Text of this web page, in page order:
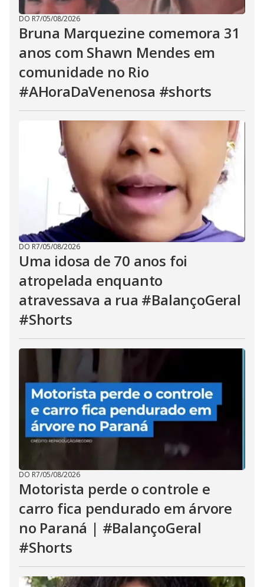
DO R7/05/08/2026
Bruna Marquezine comemora 31
anos com Shawn Mendes em
comunidade no Rio
#AHoraDaVenenosa #shorts
DO R7/05/08/2026
Uma idosa de 70 anos foi
atropelada enquanto
atravessava a rua #BalançoGeral
#Shorts
DO R7/05/08/2026
Motorista perde o controle e
carro fica pendurado em árvore
no Paraná | #BalançoGeral
#Shorts